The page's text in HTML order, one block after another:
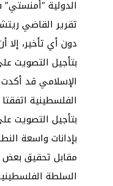
تقرير القاضي
دون أي تأخير،
بتأجيل التصويت
الإسلامي قد أكدت
الفلسطينية
بتأجيل التصويت
بإدانات واسعة
مقابل تحقيق بعض
السلطة